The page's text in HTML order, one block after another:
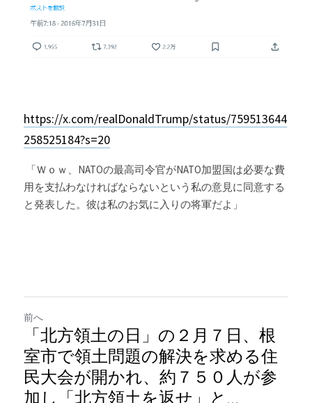
https://x.com/realDonaldTrump/status/759513644
258525184?s=20
用を支払わなければならないという私の意見に同意する
と発表した。彼は私のお気に入りの将軍だよ」
前へ
「北方領土の日」の２月７日、根
室市で領土問題の解決を求める住
民大会が開かれ、約７５０人が参
加し「北方領土を返せ」と...